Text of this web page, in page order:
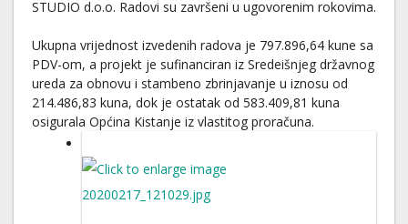
STUDIO d.o.o. Radovi su završeni u ugovorenim rokovima.
Ukupna vrijednost izvedenih radova je 797.896,64 kune sa
PDV-om, a projekt je sufinanciran iz Sredeišnjeg državnog
ureda za obnovu i stambeno zbrinjavanje u iznosu od
214.486,83 kuna, dok je ostatak od 583.409,81 kuna
osigurala Općina Kistanje iz vlastitog proračuna.